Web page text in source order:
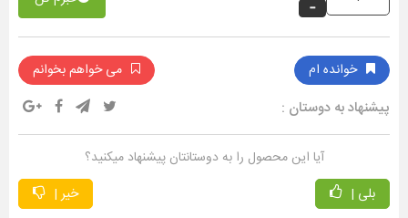
خوانده ام می خواهم بخوانم
پیشنهاد به دوستان :
آیا این محصول را به دوستانتان پیشنهاد میکنید؟
بلی |
خیر |